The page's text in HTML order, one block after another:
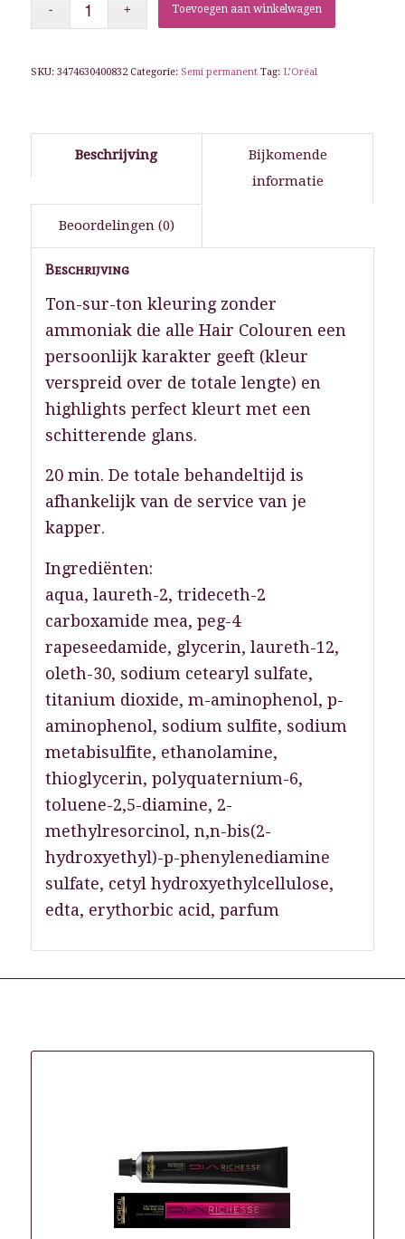
Toevoegen aan winkelwagen
SKU: 3474630400832 Categorie: Semi permanent Tag: L’Oréal
Beschrijving
Bijkomende
informatie
Beoordelingen (0)
Beschrijving
Ton-sur-ton kleuring zonder
ammoniak die alle Hair Colouren een
persoonlijk karakter geeft (kleur
verspreid over de totale lengte) en
highlights perfect kleurt met een
schitterende glans.
20 min. De totale behandeltijd is
afhankelijk van de service van je
kapper.
Ingrediënten:
aqua, laureth-2, trideceth-2
carboxamide mea, peg-4
rapeseedamide, glycerin, laureth-12,
oleth-30, sodium cetearyl sulfate,
titanium dioxide, m-aminophenol, p-
aminophenol, sodium sulfite, sodium
metabisulfite, ethanolamine,
thioglycerin, polyquaternium-6,
toluene-2,5-diamine, 2-
methylresorcinol, n,n-bis(2-
hydroxyethyl)-p-phenylenediamine
sulfate, cetyl hydroxyethylcellulose,
edta, erythorbic acid, parfum